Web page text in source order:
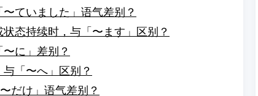
ていました」语气差别？
态持续时，与「〜ます」区别？
に」差别？
「〜へ」区别？
だけ」语气差别？